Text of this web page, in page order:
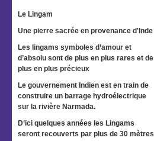
Le Lingam
Une pierre sacrée en provenance d'Inde
Les lingams symboles d’amour et
d’absolu sont de plus en plus rares et de
plus en plus précieux
Le gouvernement Indien est en train de
construire un barrage hydroélectrique
sur la rivière Narmada.
D’ici quelques années les Lingams
seront recouverts par plus de 30 mètres